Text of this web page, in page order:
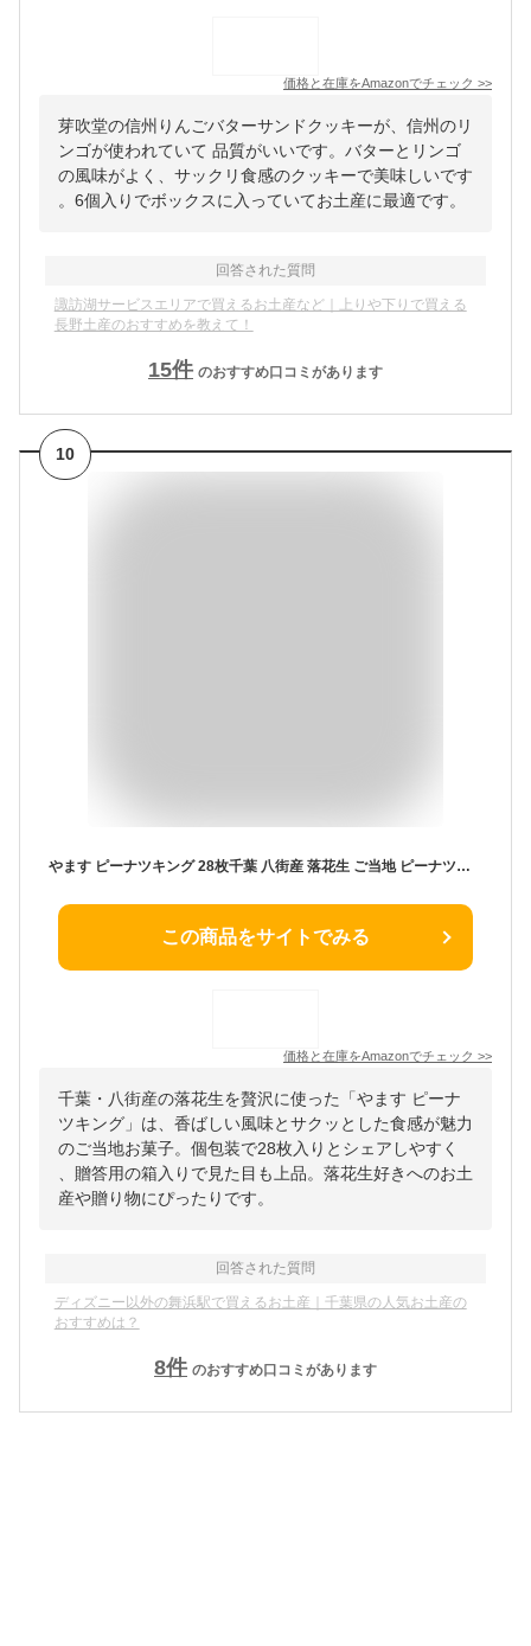
価格と在庫をAmazonでチェック >>
芽吹堂の信州りんごバターサンドクッキーが、信州のリ
ンゴが使われていて 品質がいいです。バターとリンゴ
の風味がよく、サックリ食感のクッキーで美味しいです
。6個入りでボックスに入っていてお土産に最適です。
回答された質問
諏訪湖サービスエリアで買えるお土産など｜上りや下りで買える
長野土産のおすすめを教えて！
15件 のおすすめ口コミがあります
10
やます ピーナツキング 28枚千葉 八街産 落花生 ご当地 ピーナツ菓子 お土産 箱菓子 贈答
この商品をサイトでみる
価格と在庫をAmazonでチェック >>
千葉・八街産の落花生を贅沢に使った「やます ピーナ
ツキング」は、香ばしい風味とサクッとした食感が魅力
のご当地お菓子。個包装で28枚入りとシェアしやすく
、贈答用の箱入りで見た目も上品。落花生好きへのお土
産や贈り物にぴったりです。
回答された質問
ディズニー以外の舞浜駅で買えるお土産｜千葉県の人気お土産の
おすすめは？
8件 のおすすめ口コミがあります